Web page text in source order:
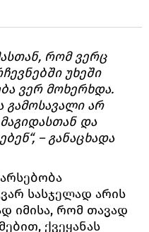
რომ ვერც
უხეში
ვერ მოხერხდა.
გამოსავალი არ
და
– განაცხადა
სასჯელად არის
იმისა, რომ თავად
ქვეყანას